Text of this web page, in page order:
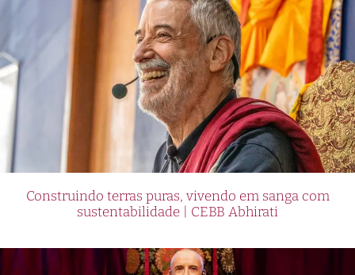
Construindo terras puras, vivendo em sanga com
sustentabilidade | CEBB Abhirati